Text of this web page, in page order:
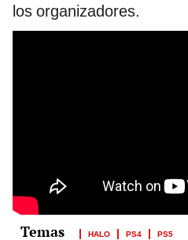
los organizadores.
HALO PS4 PS5